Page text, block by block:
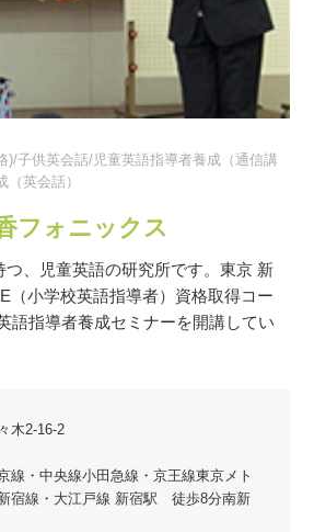
)/子供英会話/児童英語指導者養成（通信講
英会話）
フォニックス
つ、児童英語の研究所です。東京 新
（小学校英語指導者）資格取得コー
語指導者養成セミナーを開講してい
木2-16-2
線・中央線小田急線・京王線東京メト
宿線・大江戸線 新宿駅 徒歩8分南新